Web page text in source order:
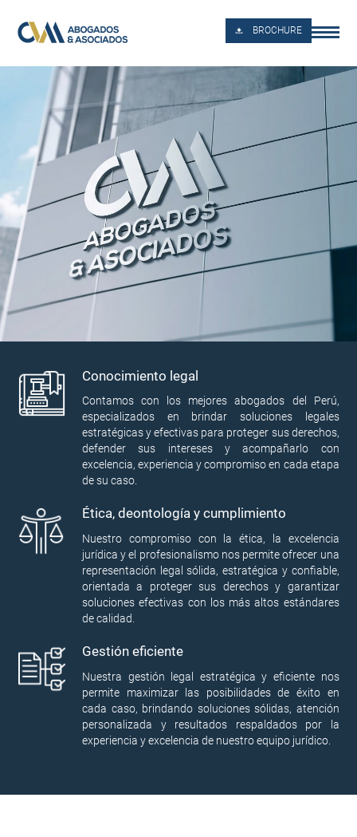
BROCHURE
Conocimiento legal
Contamos con los mejores abogados del Perú,
especializados en brindar soluciones legales
estratégicas y efectivas para proteger sus derechos,
defender sus intereses y acompañarlo con
excelencia, experiencia y compromiso en cada etapa
de su caso.
Ética, deontología y cumplimiento
Nuestro compromiso con la ética, la excelencia
jurídica y el profesionalismo nos permite ofrecer una
representación legal sólida, estratégica y confiable,
orientada a proteger sus derechos y garantizar
soluciones efectivas con los más altos estándares
de calidad.
Gestión eficiente
Nuestra gestión legal estratégica y eficiente nos
permite maximizar las posibilidades de éxito en
cada caso, brindando soluciones sólidas, atención
personalizada y resultados respaldados por la
experiencia y excelencia de nuestro equipo jurídico.